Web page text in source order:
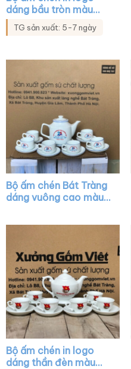
dáng bầu tròn màu
trắng vẽ tay XG-AC18
TG sản xuất: 5-7 ngày
Bộ ấm chén Bát Tràng
dáng vuông cao màu
Bộ ấm chén in logo
dáng thần đèn màu